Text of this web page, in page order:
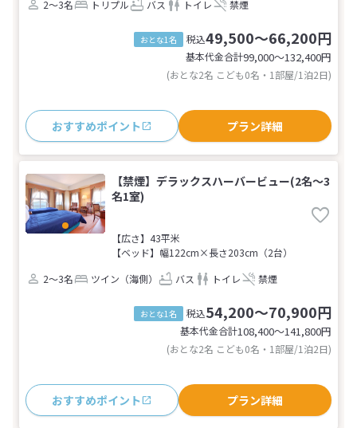
2～3名
トリプル バス トイレ 禁煙
おとな1名 税込49,500～66,200円
基本代金合計99,000〜132,400円
(おとな2名 こども0名・1部屋/1泊2日)
おすすめポイント プラン詳細
【禁煙】デラックスハーバービュー(2名～3
名1室)
【広さ】43平米
【ベッド】幅122cm×長さ203cm（2台）
2～3名
ツイン（海側） バス トイレ 禁煙
おとな1名 税込54,200～70,900円
基本代金合計108,400〜141,800円
(おとな2名 こども0名・1部屋/1泊2日)
おすすめポイント プラン詳細